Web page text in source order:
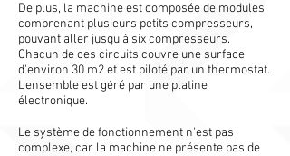
De plus, la machine est composée de modules
comprenant plusieurs petits compresseurs,
pouvant aller jusqu'à six compresseurs.
Chacun de ces circuits couvre une surface
d'environ 30 m2 et est piloté par un thermostat.
L'ensemble est géré par une platine
électronique.
Le système de fonctionnement n'est pas
complexe, car la machine ne présente pas de